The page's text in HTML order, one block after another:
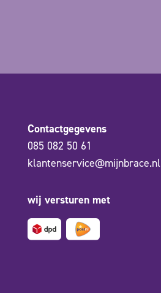
Contactgegevens
085 082 50 61
klantenservice@mijnbrace.nl
wij versturen met